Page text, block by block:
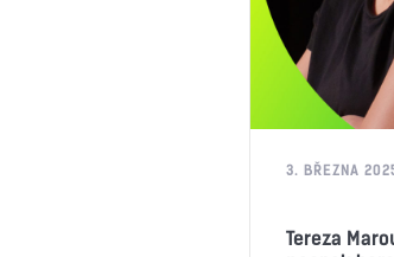
3. BŘEZNA
Tereza